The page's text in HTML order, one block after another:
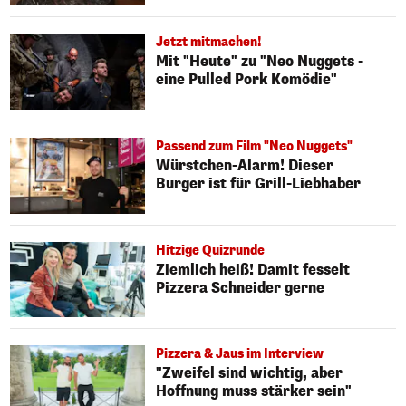
Jetzt mitmachen!
Mit "Heute" zu "Neo Nuggets -
eine Pulled Pork Komödie"
Passend zum Film "Neo Nuggets"
Würstchen-Alarm! Dieser
Burger ist für Grill-Liebhaber
Hitzige Quizrunde
Ziemlich heiß! Damit fesselt
Pizzera Schneider gerne
Pizzera & Jaus im Interview
"Zweifel sind wichtig, aber
Hoffnung muss stärker sein"